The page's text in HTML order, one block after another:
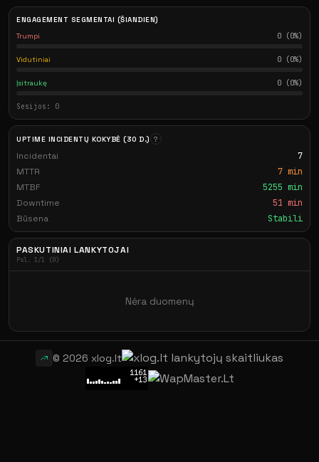
ENGAGEMENT SEGMENTAI (ŠIANDIEN)
Trumpi
0 (0%)
Vidutiniai 0 (0%)
Įsitraukę 0 (0%)
Sesijos: 0
UPTIME INCIDENTŲ KOKYBĖ (30 D.) ?
Incidentai
7
MTTR
7 min
MTBF
5255 min
Downtime
51 min
Būsena
Stabili
PASKUTINIAI LANKYTOJAI
Psl. 1/1 (0)
Nėra duomenų
© 2026 xlog.lt